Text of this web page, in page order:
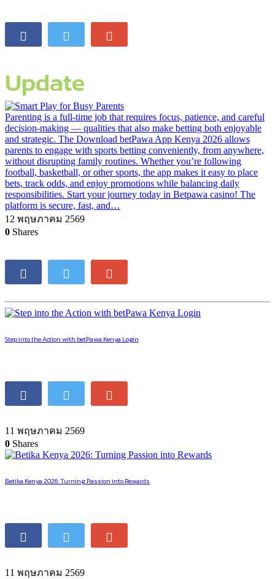
Update
Parenting is a full-time job that requires focus, patience, and careful
decision-making — qualities that also make betting both enjoyable
and strategic. The Download betPawa App Kenya 2026 allows
parents to engage with sports betting conveniently, from anywhere,
without disrupting family routines. Whether you’re following
football, basketball, or other sports, the app makes it easy to place
bets, track odds, and enjoy promotions while balancing daily
responsibilities. Start your journey today in Betpawa casino! The
platform is secure, fast, and…
12 พฤษภาคม 2569
0 Shares
Step into the Action with betPawa Kenya Login
11 พฤษภาคม 2569
0 Shares
Betika Kenya 2026: Turning Passion into Rewards
11 พฤษภาคม 2569